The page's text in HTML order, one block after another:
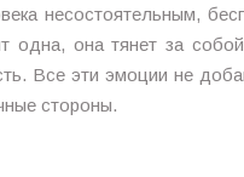
несостоятельным,
одна, она тянет за
Все эти эмоции не
стороны.